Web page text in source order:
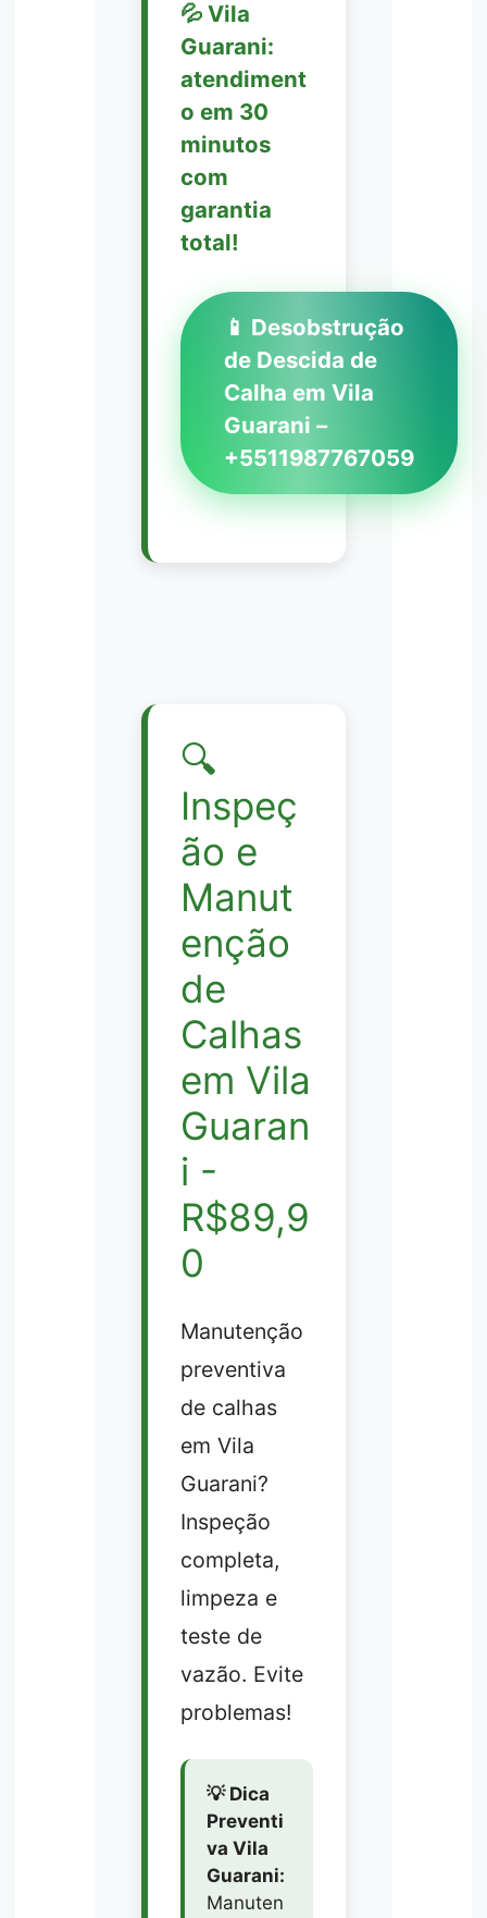
💦 Vila
Guarani:
atendiment
o em 30
minutos
com
garantia
total!
📱 Desobstrução
de Descida de
Calha em Vila
Guarani –
+5511987767059
🔍
Inspeç
ão e
Manut
enção
de
Calhas
em Vila
Guaran
i -
R$89,9
0
Manutenção
preventiva
de calhas
em Vila
Guarani?
Inspeção
completa,
limpeza e
teste de
vazão. Evite
problemas!
💡 Dica
Preventi
va Vila
Guarani:
Manuten